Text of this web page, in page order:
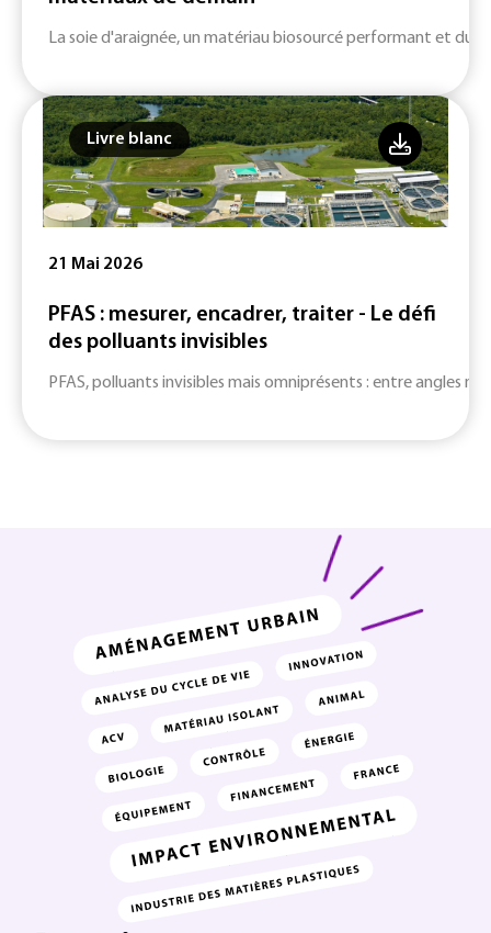
La soie d'araignée, un matériau biosourcé performant et
Livre blanc
21 Mai 2026
PFAS : mesurer, encadrer, traiter - Le défi
des polluants invisibles
PFAS, polluants invisibles mais omniprésents : entre angles